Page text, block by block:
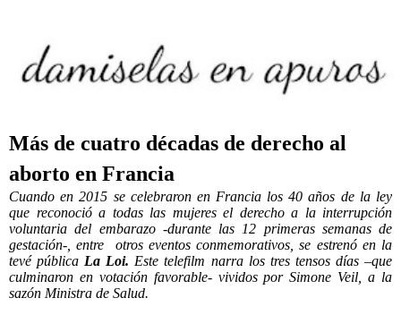
Más de cuatro décadas de derecho al
aborto en Francia
Cuando en 2015 se celebraron en Francia los 40 años de la ley
que reconoció a todas las mujeres el derecho a la interrupción
voluntaria del embarazo -durante las 12 primeras semanas de
gestación-, entre otros eventos conmemorativos, se estrenó en la
tevé públicaLa Loi. Este telefilm narra los tres tensos días –que
culminaron en votación favorable- vividos por Simone Veil, a la
sazón Ministra de Salud.